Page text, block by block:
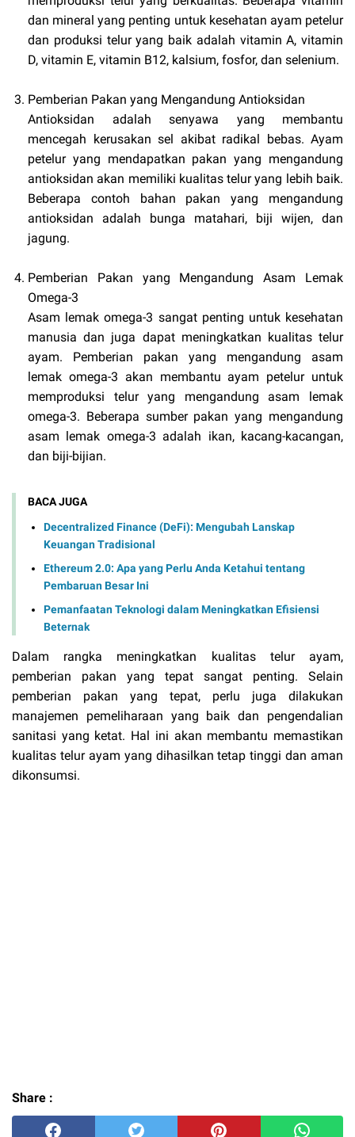
dan mineral yang penting untuk kesehatan ayam petelur
dan produksi telur yang baik adalah vitamin A, vitamin
D, vitamin E, vitamin B12, kalsium, fosfor, dan selenium.
Pemberian Pakan yang Mengandung Antioksidan
Antioksidan adalah senyawa yang membantu
mencegah kerusakan sel akibat radikal bebas. Ayam
petelur yang mendapatkan pakan yang mengandung
antioksidan akan memiliki kualitas telur yang lebih baik.
Beberapa contoh bahan pakan yang mengandung
antioksidan adalah bunga matahari, biji wijen, dan
jagung.
Pemberian Pakan yang Mengandung Asam Lemak
Omega-3
Asam lemak omega-3 sangat penting untuk kesehatan
manusia dan juga dapat meningkatkan kualitas telur
ayam. Pemberian pakan yang mengandung asam
lemak omega-3 akan membantu ayam petelur untuk
memproduksi telur yang mengandung asam lemak
omega-3. Beberapa sumber pakan yang mengandung
asam lemak omega-3 adalah ikan, kacang-kacangan,
dan biji-bijian.
BACA JUGA
Decentralized Finance (DeFi): Mengubah Lanskap
Keuangan Tradisional
Ethereum 2.0: Apa yang Perlu Anda Ketahui tentang
Pembaruan Besar Ini
Pemanfaatan Teknologi dalam Meningkatkan Efisiensi
Beternak
Dalam rangka meningkatkan kualitas telur ayam,
pemberian pakan yang tepat sangat penting. Selain
pemberian pakan yang tepat, perlu juga dilakukan
manajemen pemeliharaan yang baik dan pengendalian
sanitasi yang ketat. Hal ini akan membantu memastikan
kualitas telur ayam yang dihasilkan tetap tinggi dan aman
dikonsumsi.
Share :